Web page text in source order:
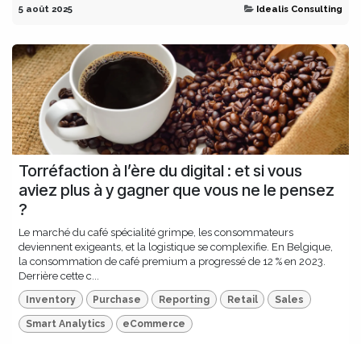
5 août 2025 Idealis Consulting
Torréfaction à l’ère du digital : et si vous
aviez plus à y gagner que vous ne le pensez
?
Le marché du café spécialité grimpe, les consommateurs
deviennent exigeants, et la logistique se complexifie. En Belgique,
la consommation de café premium a progressé de 12 % en 2023.
Derrière cette c...
Inventory Purchase Reporting Retail Sales
Smart Analytics eCommerce